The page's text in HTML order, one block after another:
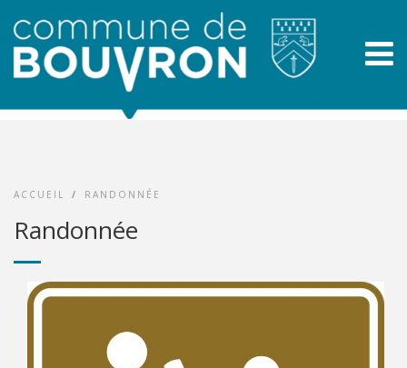
ACCUEIL / RANDONNÉE
Randonnée